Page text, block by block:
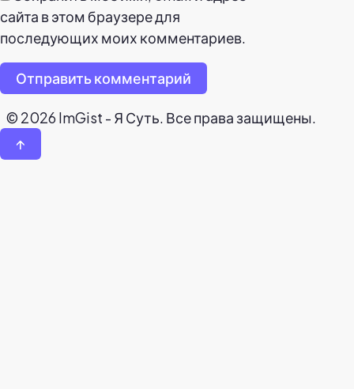
сайта в этом браузере для
последующих моих комментариев.
Отправить комментарий
© 2026 ImGist - Я Суть. Все права защищены.
↑